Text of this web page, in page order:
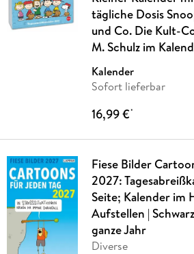
tägliche Dosis
und Co. Die Kult-
M. Schulz im
Kalender
Sofort lieferbar
16,99 €*
Fiese Bilder
2027:
Seite; Kalender im
Aufstellen |
ganze Jahr
Diverse